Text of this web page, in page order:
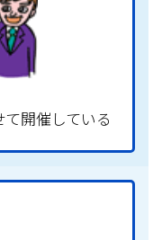
開催している